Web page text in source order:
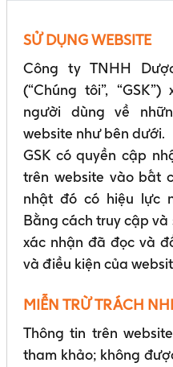
TNHH
Phẩm
GSK
Việt
Nam
Trang chủ
Trang tập đoàn GSK
Sơ đồ trang
Quy định sử dụng
Thông báo về quyền riêng tư
Chính sách Cookies
SỬ DỤNG WEBSITE
Công ty TNHH
(“Chúng tôi”,
người dùng về
website như bên dưới.
GSK có quyền cập
trên website vào bất
nhật đó có hiệu lực
Bằng cách truy cập
xác nhận đã đọc và
và điều kiện của
MIỄN TRỪ TRÁCH
Thông tin trên
tham khảo; không